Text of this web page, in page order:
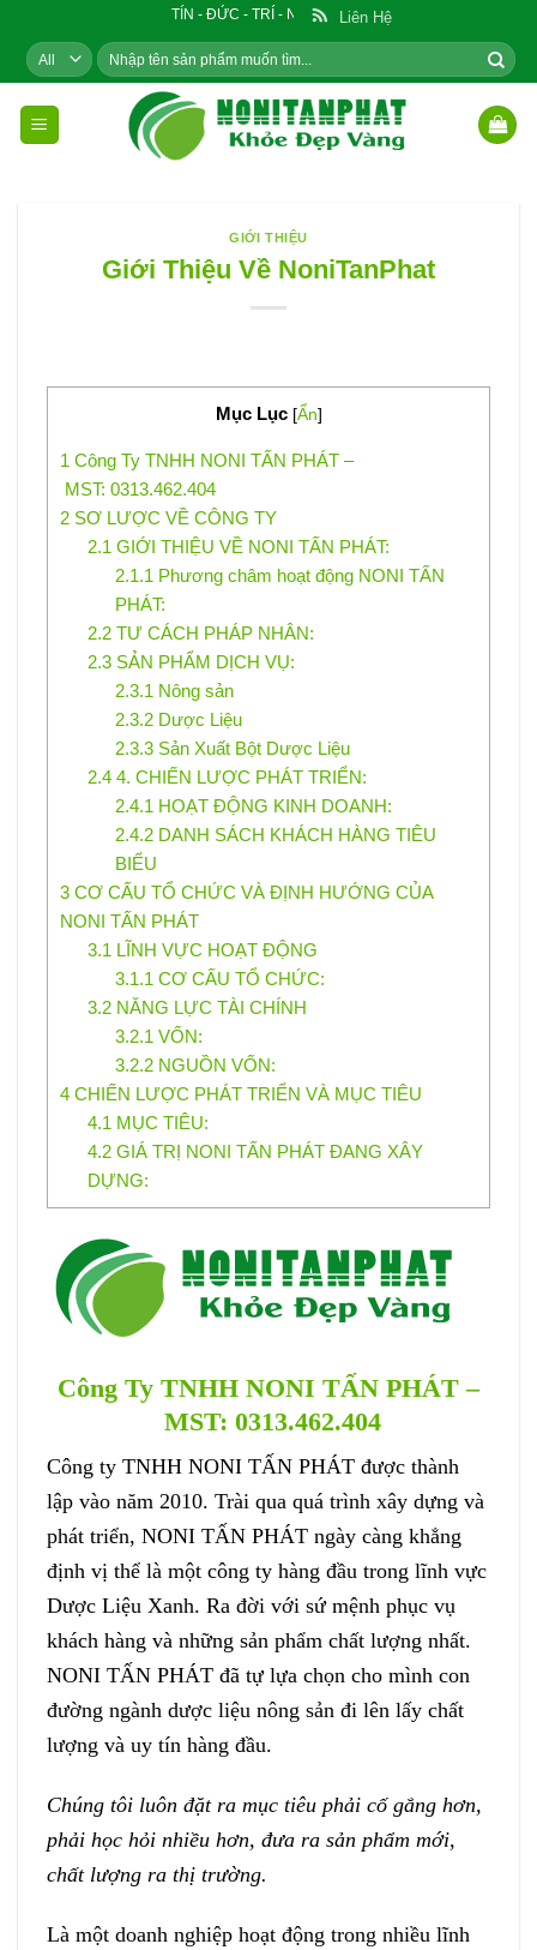
content
TÍN - ĐỨC - TRÍ - NHÂN Liên Hệ
Tìm
kiếm:
GIỚI THIỆU
Giới Thiệu Về NoniTanPhat
Mục Lục [Ẩn]
1 Công Ty TNHH NONI TẤN PHÁT –
MST: 0313.462.404
2 SƠ LƯỢC VỀ CÔNG TY
2.1 GIỚI THIỆU VỀ NONI TẤN PHÁT:
2.1.1 Phương châm hoạt động NONI TẤN
PHÁT:
2.2TƯ CÁCH PHÁP NHÂN:
2.3SẢN PHẨM DỊCH VỤ:
2.3.1 Nông sản
2.3.2Dược Liệu
2.3.3Sản Xuất Bột Dược Liệu
2.44. CHIẾN LƯỢC PHÁT TRIỂN:
2.4.1 HOẠT ĐỘNG KINH DOANH:
2.4.2DANH SÁCH KHÁCH HÀNG TIÊU
BIỂU
3 CƠ CẤU TỔ CHỨC VÀ ĐỊNH HƯỚNG CỦA
NONI TẤN PHÁT
3.1 LĨNH VỰC HOẠT ĐỘNG
3.1.1 CƠ CẤU TỔ CHỨC:
3.2NĂNG LỰC TÀI CHÍNH
3.2.1 VỐN:
3.2.2NGUỒN VỐN:
4 CHIẾN LƯỢC PHÁT TRIỂN VÀ MỤC TIÊU
4.1 MỤC TIÊU:
4.2GIÁ TRỊ NONI TẤN PHÁT ĐANG XÂY
DỰNG:
Công Ty TNHH NONI TẤN PHÁT –
MST: 0313.462.404
Công ty TNHH NONI TẤN PHÁT được thành
lập vào năm 2010. Trài qua quá trình xây dựng và
phát triển, NONI TẤN PHÁT ngày càng khẳng
định vị thể là một công ty hàng đầu trong lĩnh vực
Dược Liệu Xanh. Ra đời với sứ mệnh phục vụ
khách hàng và những sản phẩm chất lượng nhất.
NONI TẤN PHÁT đã tự lựa chọn cho mình con
đường ngành dược liệu nông sản đi lên lấy chất
lượng và uy tín hàng đầu.
Chúng tôi luôn đặt ra mục tiêu phải cố gắng hơn,
phải học hỏi nhiều hơn, đưa ra sản phẩm mới,
chất lượng ra thị trường.
Là một doanh nghiệp hoạt động trong nhiều lĩnh